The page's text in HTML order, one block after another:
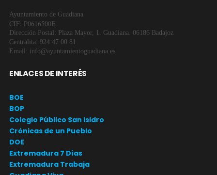
Ayuntamiento de Guadiana
CIF: P0616500E
Dirección Postal: Plaza Mayor, 1. Guadiana. 06186 Badajoz
Centralita: 924 47 00 81
Email: info@ayuntamientoguadiana.es
ENLACES DE INTERÉS
BOE
BOP
Colegio Público San Isidro
Crónicas de un Pueblo
DOE
Extremadura 7 Días
Extremadura Trabaja